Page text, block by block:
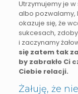
Utrzymujemy je
albo pozwalamy,
okazuje się, że
sukcesach,
i zaczynamy
się zatem tak
by zabrakło Ci
Ciebie relacji.
Żałuję, że